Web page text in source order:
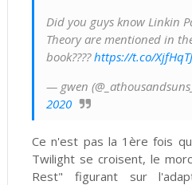
Did you guys know Linkin
Theory are mentioned in
book????https://t.co/
— gwen
2020
Ce n'est pas la 1ère fois
Twilight se croisent, le
Rest" figurant sur